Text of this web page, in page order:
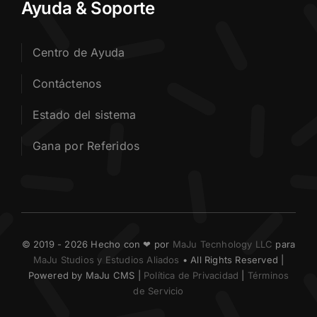
Ayuda & Soporte
Centro de Ayuda
Contáctenos
Estado del sistema
Gana por Referidos
© 2019 - 2026 Hecho con ❤ por MaJu Tecnhology LLC para
MaJu Studios y Estudios Aliados • All Rights Reserved |
Powered by MaJu CMS | Política de Privacidad
Términos
de Servicio